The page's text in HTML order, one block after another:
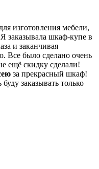
изготовления мебели,
заказывала шкаф-купе в
и заканчивая
Все было сделано очень
ещё скидку сделали!
за прекрасный шкаф!
заказывать только